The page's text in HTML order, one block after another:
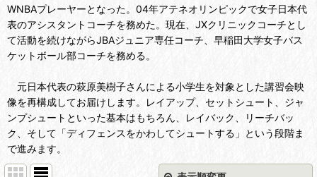
WNBAプレーヤーとなった。04年アテネオリンピックで女子日本代
表のアシスタントコーチを務めた。現在、JXクリニックコーチとし
て活動を続けながらJBAジュニア専任コーチ、早稲田大学女子バス
ケットボール部コーチを務める。
元日本代表の萩原美樹子さんによる小学生を対象とした講習会映
像を再構成してお届けします。レイアップ、セットシュート、ジャ
ンプシュートといった基本はもちろん、レイバック、リーチバッ
ク、そして「ディフェンスをかわしてシュートする」という段階ま
で進みます。